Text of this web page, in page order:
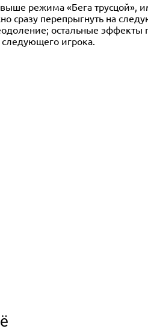
режима «Бега трусцой»,
сразу перепрыгнуть на
остальные
игрока.